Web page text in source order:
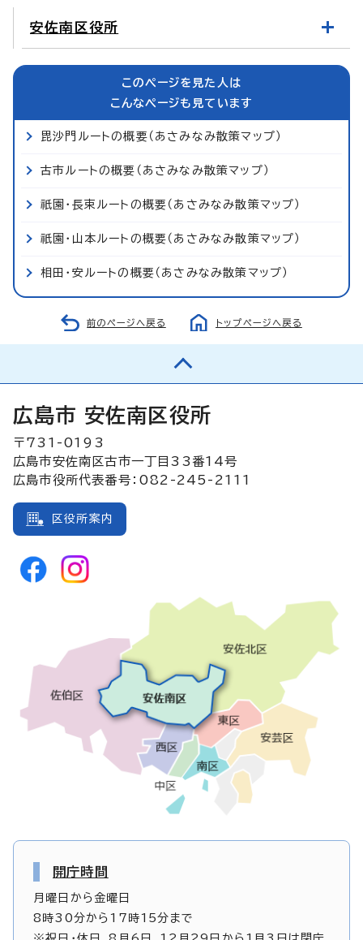
安佐南区役所
このページを見た人は
こんなページも見ています
毘沙門ルートの概要（あさみなみ散策マップ）
古市ルートの概要（あさみなみ散策マップ）
祇園・長束ルートの概要（あさみなみ散策マップ）
祇園・山本ルートの概要（あさみなみ散策マップ）
相田・安ルートの概要（あさみなみ散策マップ）
前のページへ戻る トップページへ戻る
広島市 安佐南区役所
〒731-0193
広島市安佐南区古市一丁目33番14号
広島市役所代表番号：082-245-2111
区役所案内
開庁時間
月曜日から金曜日
8時30分から17時15分まで